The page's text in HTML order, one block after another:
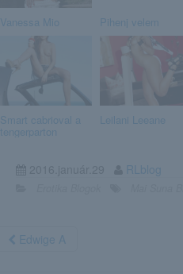
Vanessa Mio Pihenj velem
Smart cabrioval a
tengerparton
Leilani Leeane
RLblog
Edwige A